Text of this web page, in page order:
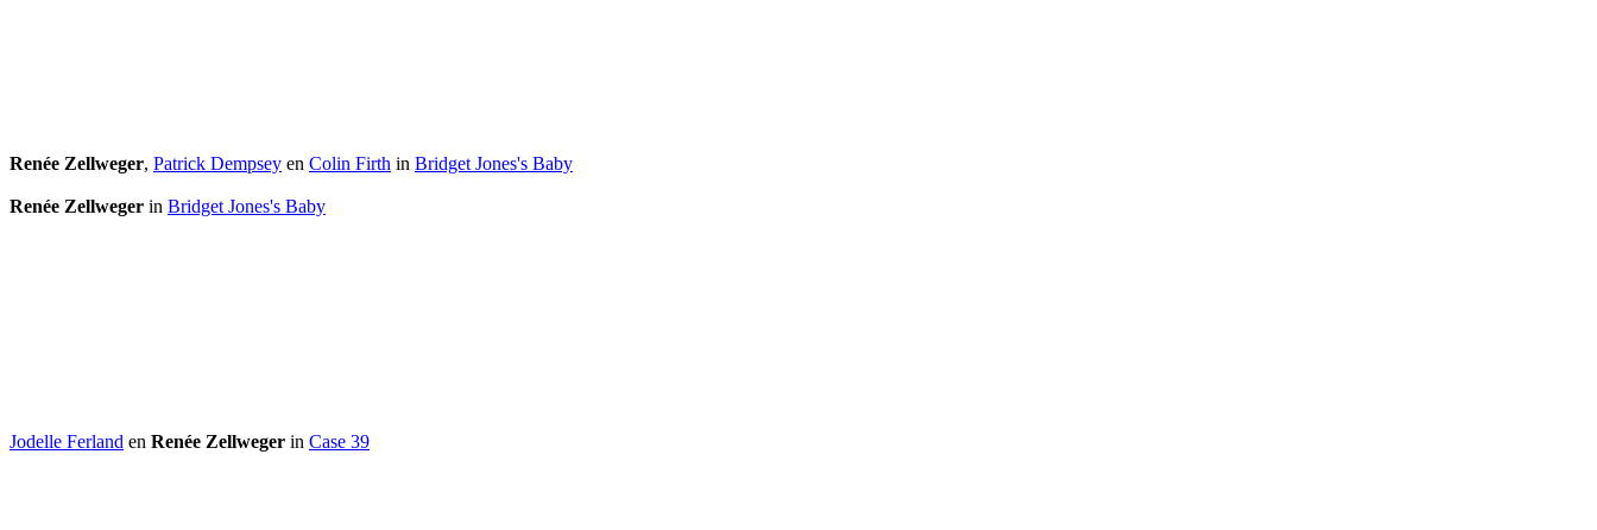
Renée Zellweger, Patrick Dempsey en Colin Firth in Bridget Jones's Baby
Renée Zellweger in Bridget Jones's Baby
Jodelle Ferland en Renée Zellweger in Case 39